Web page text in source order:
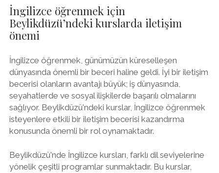
İngilizce öğrenmek için
Beylikdüzü’ndeki kurslarda iletişim
önemi
İngilizce öğrenmek, günümüzün küreselleşen
dünyasında önemli bir beceri haline geldi. İyi bir iletişim
becerisi olanların avantajı büyük; iş dünyasında,
seyahatlerde ve sosyal ilişkilerde başarılı olmalarını
sağlıyor. Beylikdüzü'ndeki kurslar, İngilizce öğrenmek
isteyenlere etkili bir iletişim becerisi kazandırma
konusunda önemli bir rol oynamaktadır.
Beylikdüzü'nde İngilizce kursları, farklı dil seviyelerine
yönelik çeşitli programlar sunmaktadır. Bu kurslar,